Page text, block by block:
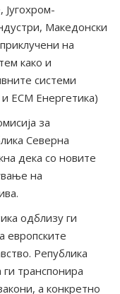
Македонски
на
како и
системи
ЕСМ Енергетика)
за
Северна
дека со новите
на
одблизу ги
европските
Република
транспонира
а конкретно